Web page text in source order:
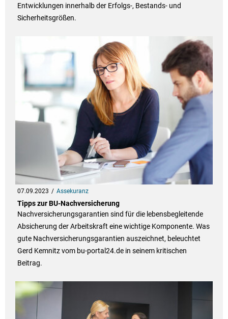
Entwicklungen innerhalb der Erfolgs-, Bestands- und
Sicherheitsgrößen.
07.09.2023 Assekuranz
Tipps zur BU-Nachversicherung
Nachversicherungsgarantien sind für die lebensbegleitende
Absicherung der Arbeitskraft eine wichtige Komponente. Was
gute Nachversicherungsgarantien auszeichnet, beleuchtet
Gerd Kemnitz vom bu-portal24.de in seinem kritischen
Beitrag.